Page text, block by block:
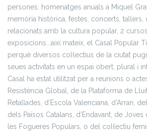
persones: homenatges anuals a Miquel
memòria històrica, festes, concerts,
relacionats amb la cultura popular, 2
exposicions...així mateix, el Casal Popular
perquè diversos col·lectius de la ciutat
seues activitats en un espai obert, plural i
Casal ha estat utilitzat per a reunions o
Resistència Global, de la Plataforma de
Retallades, d’Escola Valenciana, d’Arran,
dels Països Catalans, d’Endavant, de
les Fogueres Populars, o del col·lectiu